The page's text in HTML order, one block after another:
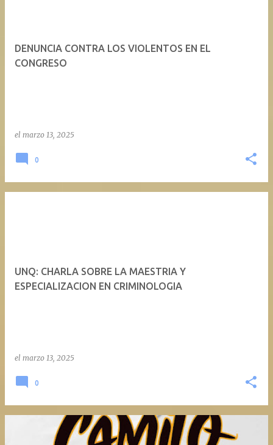
DENUNCIA CONTRA LOS VIOLENTOS EN EL
CONGRESO
el marzo 13, 2025
0
UNQ: CHARLA SOBRE LA MAESTRIA Y
ESPECIALIZACION EN CRIMINOLOGIA
el marzo 13, 2025
0